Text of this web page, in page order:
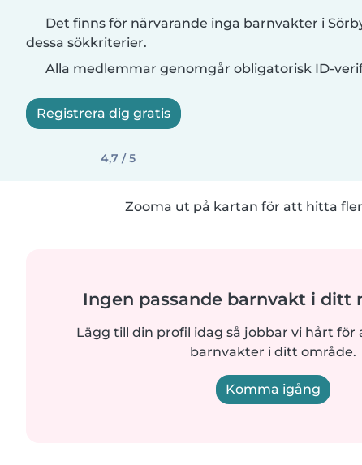
Det finns för närvarande inga barnvakter i
dessa sökkriterier.
Alla medlemmar genomgår obligatorisk ID-
Registrera dig gratis
4,7 / 5
Zooma ut på kartan för att hitta
Ingen passande barnvakt i ditt
Lägg till din profil idag så jobbar vi hårt
barnvakter i ditt område.
Komma igång